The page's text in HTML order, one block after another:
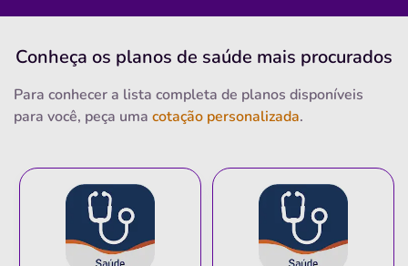
CENTRO-ITABERABA/BA
Avenida Brigadeiro Eduardo Gomes, 57, Centro, Itaberaba
- BA, 46880000
Não possui pronto atendimento
(75)3251-1032
Quero saber mais
Clínica
Conheça os planos de saúde mais procurados
Para conhecer a lista completa de planos disponíveis
para você, peça uma cotação personalizada.